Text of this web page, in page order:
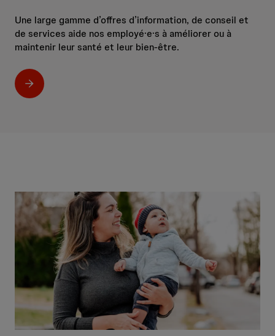
Une large gamme d’offres d’information, de conseil et
de services aide nos employé·e·s à améliorer ou à
maintenir leur santé et leur bien-être.